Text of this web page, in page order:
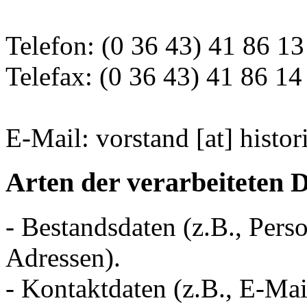
Telefon: (0 36 43) 41 86 13
Telefax: (0 36 43) 41 86 14
E-Mail: vorstand [at]
Arten der verarbeiteten
- Bestandsdaten (z.B.,
Adressen).
- Kontaktdaten (z.B., E-